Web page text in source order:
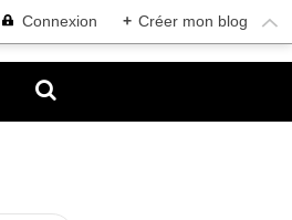
Connexion + Créer mon blog